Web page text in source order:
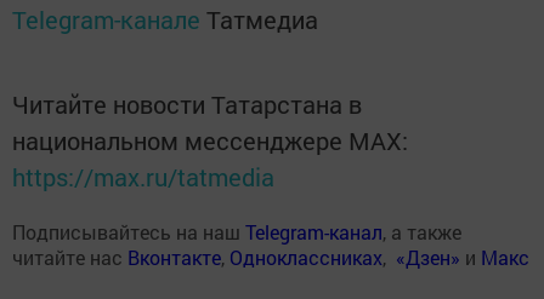
Telegram-канале Татмедиа
Читайте новости Татарстана в
национальном мессенджере MАХ:
https://max.ru/tatmedia
Подписывайтесь на наш Telegram-канал, а также
читайте нас Вконтакте, Одноклассниках, «Дзен» и Макс